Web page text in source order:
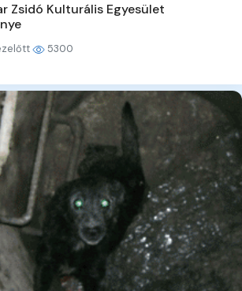
Zsidó Kulturális Egyesület
5300